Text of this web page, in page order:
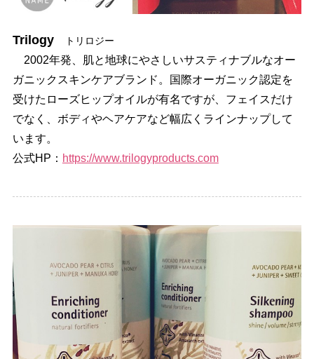
Trilogy トリロジー
2002年発、肌と地球にやさしいサスティナブルなオー
ガニックスキンケアブランド。国際オーガニック認定を
受けたローズヒップオイルが有名ですが、フェイスだけ
でなく、ボディやヘアケアなど幅広くラインナップして
います。
公式HP： https://www.trilogyproducts.com